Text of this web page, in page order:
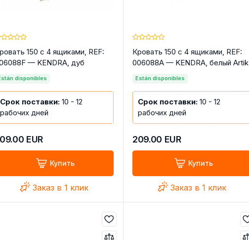
150 с 4 ящиками, REF:
— KENDRA, дуб
disponibles
Срок поставки:10 - 12
рабочих дней
EUR
Купить
Заказ в 1 клик
Кровать 150 с 4 ящиками, REF:
006088A — KENDRA, белый Artik
Están disponibles
Срок поставки: 10 - 12
рабочих дней
209.00 EUR
Купить
Заказ в 1 клик